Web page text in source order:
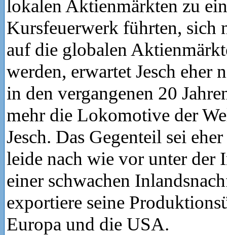
lokalen Aktienmärkten zu
Kursfeuerwerk führten, sich
auf die globalen
werden, erwartet Jesch eher
in den vergangenen 20
mehr die Lokomotive der
Jesch. Das Gegenteil sei
leide nach wie vor unter der
einer schwachen
exportiere seine
Europa und die USA.